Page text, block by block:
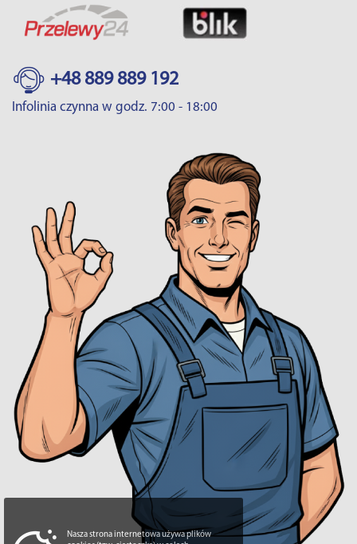
+48 889 889 192
Infolinia czynna w godz. 7:00 - 18:00
Nasza strona internetowa używa plików